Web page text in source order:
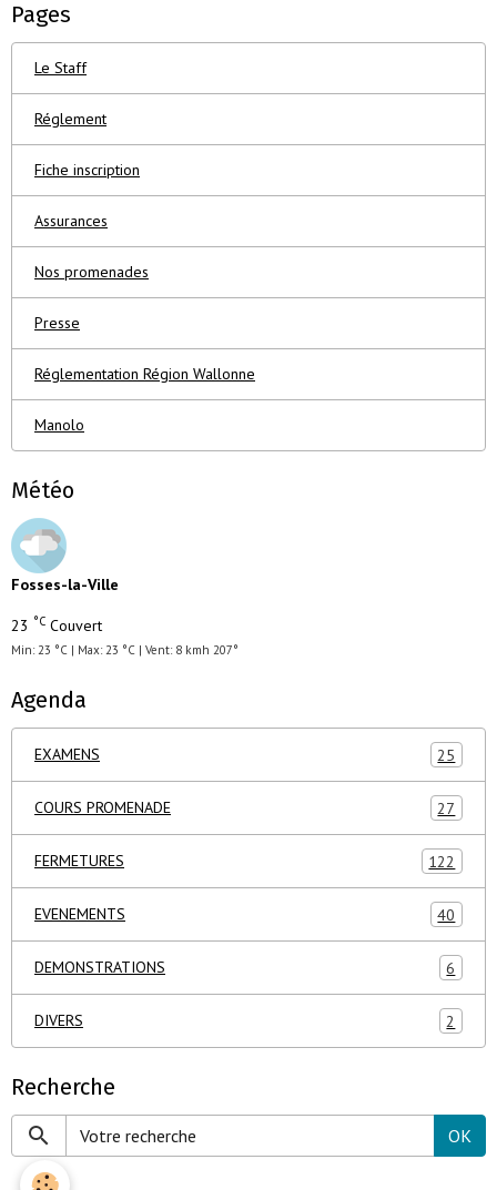
Pages
Le Staff
Réglement
Fiche inscription
Assurances
Nos promenades
Presse
Réglementation Région Wallonne
Manolo
Météo
Fosses-la-Ville
23 °C Couvert
Min: 23 °C | Max: 23 °C | Vent: 8 kmh 207°
Agenda
EXAMENS 25
COURS PROMENADE 27
FERMETURES 122
EVENEMENTS 40
DEMONSTRATIONS 6
DIVERS 2
Recherche
OK